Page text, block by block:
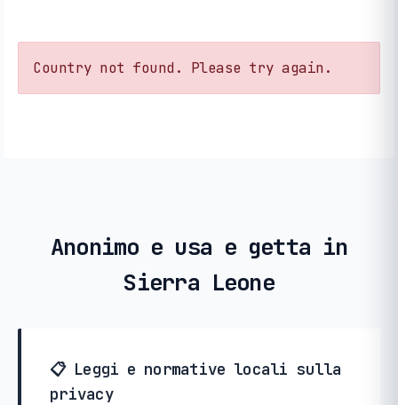
Country not found. Please try again.
Anonimo e usa e getta in
Sierra Leone
📋 Leggi e normative locali sulla
privacy